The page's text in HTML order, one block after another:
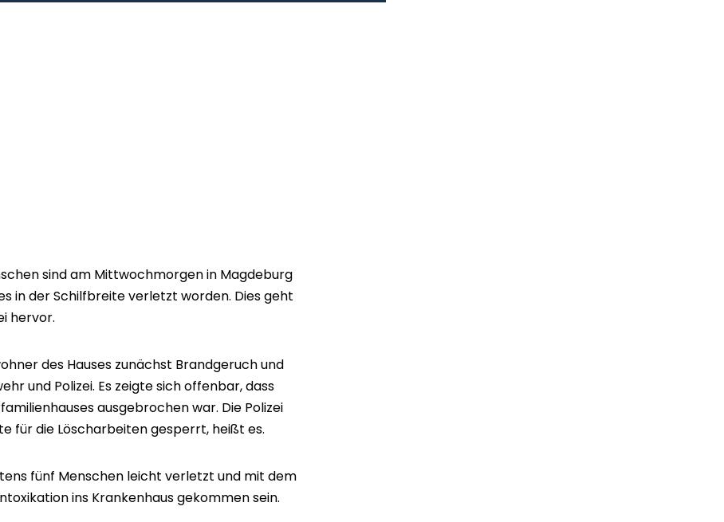
sind am Mittwochmorgen in Magdeburg
in der Schilfbreite verletzt worden. Dies geht
hervor.
des Hauses zunächst Brandgeruch und
und Polizei. Es zeigte sich offenbar, dass
ausgebrochen war. Die Polizei
für die Löscharbeiten gesperrt, heißt es.
fünf Menschen leicht verletzt und mit dem
ins Krankenhaus gekommen sein.